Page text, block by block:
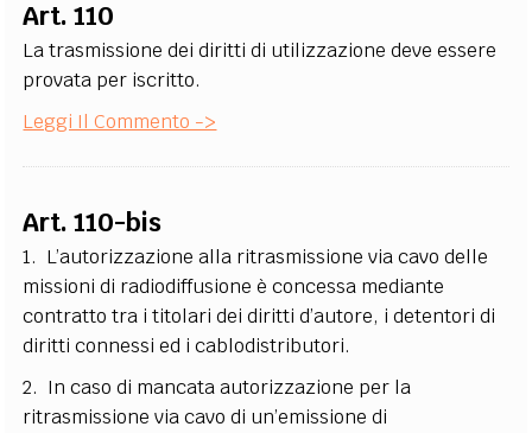
Art. 110
La trasmissione dei diritti di utilizzazione deve essere
provata per iscritto.
Leggi Il Commento ->
Art. 110-bis
1. L’autorizzazione alla ritrasmissione via cavo delle
missioni di radiodiffusione è concessa mediante
contratto tra i titolari dei diritti d’autore, i detentori di
diritti connessi ed i cablodistributori.
2. In caso di mancata autorizzazione per la
ritrasmissione via cavo di un’emissione di